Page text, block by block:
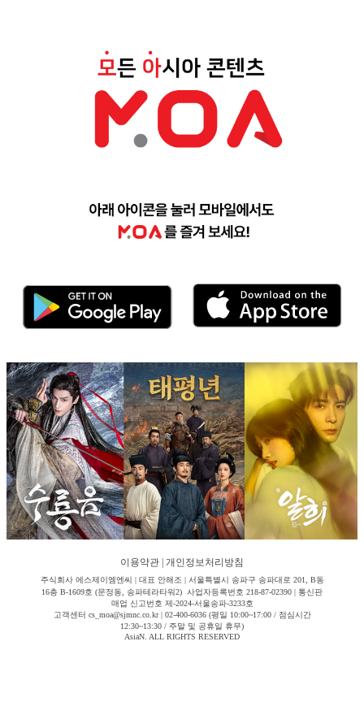
이용약관 개인정보처리방침
주식회사 에스제이엠엔씨 | 대표 안해조 | 서울특별시 송파구 송파대로 201, B동
16층 B-1609호 (문정동, 송파테라타워2) 사업자등록번호 218-87-02390 | 통신판
매업 신고번호 제-2024-서울송파-3233호
고객센터 cs_moa@sjmnc.co.kr | 02-400-6036 (평일 10:00~17:00 / 점심시간
12:30~13:30 / 주말 및 공휴일 휴무)
AsiaN. ALL RIGHTS RESERVED